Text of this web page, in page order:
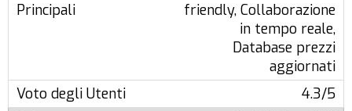
friendly, Collaborazione
in tempo reale,
Database prezzi
aggiornati
4.3/5